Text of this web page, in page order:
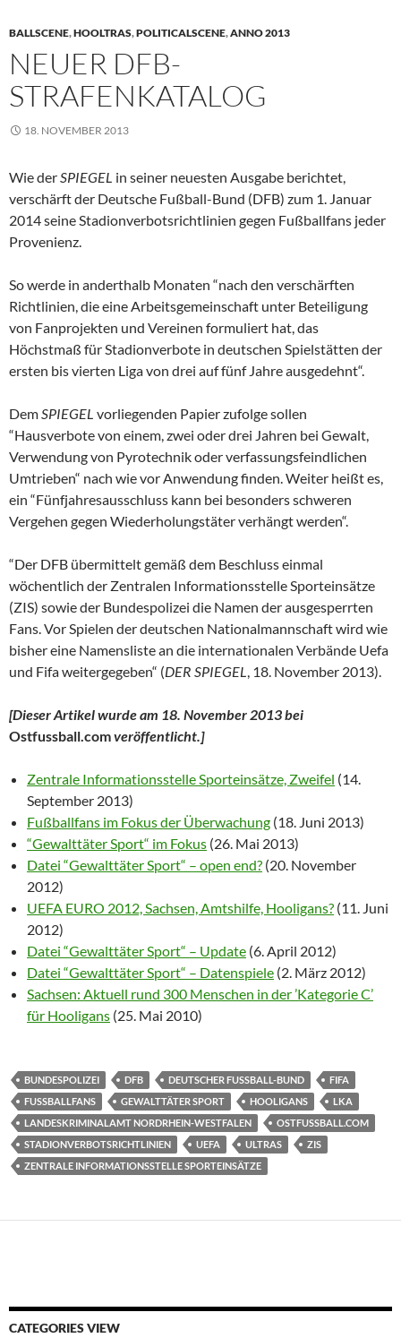
BALLSCENE,HOOLTRAS,POLITICALSCENE,ANNO 2013
NEUER DFB-
STRAFENKATALOG
18. NOVEMBER 2013
Wie derSPIEGEL in seiner neuesten Ausgabe berichtet,
verschärft der Deutsche Fußball-Bund (DFB) zum 1. Januar
2014 seine Stadionverbotsrichtlinien gegen Fußballfans jeder
Provenienz.
So werde in anderthalb Monaten “nach den verschärften
Richtlinien, die eine Arbeitsgemeinschaft unter Beteiligung
von Fanprojekten und Vereinen formuliert hat, das
Höchstmaß für Stadionverbote in deutschen Spielstätten der
ersten bis vierten Liga von drei auf fünf Jahre ausgedehnt“.
DemSPIEGEL vorliegenden Papier zufolge sollen
“Hausverbote von einem, zwei oder drei Jahren bei Gewalt,
Verwendung von Pyrotechnik oder verfassungsfeindlichen
Umtrieben“ nach wie vor Anwendung finden. Weiter heißt es,
ein “Fünfjahresausschluss kann bei besonders schweren
Vergehen gegen Wiederholungstäter verhängt werden“.
“Der DFB übermittelt gemäß dem Beschluss einmal
wöchentlich der Zentralen Informationsstelle Sporteinsätze
(ZIS) sowie der Bundespolizei die Namen der ausgesperrten
Fans. Vor Spielen der deutschen Nationalmannschaft wird wie
bisher eine Namensliste an die internationalen Verbände Uefa
und Fifa weitergegeben“ (DER SPIEGEL, 18. November 2013).
[Dieser Artikel wurde am 18. November 2013 bei
Ostfussball.comveröffentlicht.]
Zentrale Informationsstelle Sporteinsätze, Zweifel (14.
September 2013)
Fußballfans im Fokus der Überwachung (18. Juni 2013)
“Gewalttäter Sport“ im Fokus (26. Mai 2013)
Datei “Gewalttäter Sport“ – open end? (20. November
2012)
UEFA EURO 2012, Sachsen, Amtshilfe, Hooligans? (11. Juni
2012)
Datei “Gewalttäter Sport“ – Update (6. April 2012)
Datei “Gewalttäter Sport“ – Datenspiele (2. März 2012)
Sachsen: Aktuell rund 300 Menschen in der ’Kategorie C’
für Hooligans (25. Mai 2010)
BUNDESPOLIZEI DFB DEUTSCHER FUSSBALL-BUND
FIFA
FUSSBALLFANS
GEWALTTÄTER SPORT HOOLIGANS
LKA
LANDESKRIMINALAMT NORDRHEIN-WESTFALEN
OSTFUSSBALL.COM
STADIONVERBOTSRICHTLINIEN
UEFA ULTRAS
ZIS
ZENTRALE INFORMATIONSSTELLE SPORTEINSÄTZE
CATEGORIES VIEW